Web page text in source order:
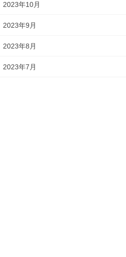
2023年10月
2023年9月
2023年8月
2023年7月